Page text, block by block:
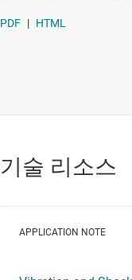
PDF | HTML
기술 리소스
APPLICATION NOTE